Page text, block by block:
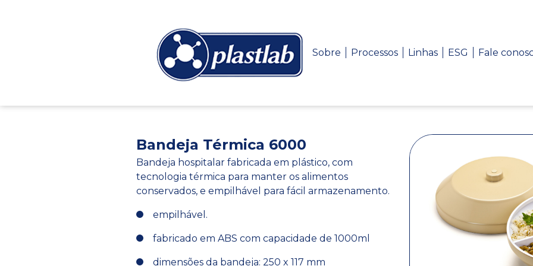
Sobre Processos Linhas ESG Fale
Bandeja Térmica 6000
Bandeja hospitalar fabricada em plástico, com
tecnologia térmica para manter os alimentos
conservados, e empilhável para fácil armazenamento.
empilhável.
fabricado em ABS com capacidade de 1000ml
dimensões da bandeja: 250 x 117 mm